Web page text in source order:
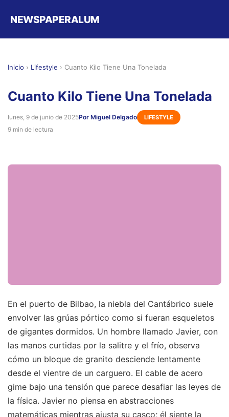
NEWSPAPERALUM
Inicio › Lifestyle › Cuanto Kilo Tiene Una Tonelada
Cuanto Kilo Tiene Una Tonelada
lunes, 9 de junio de 2025Por Miguel Delgado LIFESTYLE
9 min de lectura
En el puerto de Bilbao, la niebla del Cantábrico suele
envolver las grúas pórtico como si fueran esqueletos
de gigantes dormidos. Un hombre llamado Javier, con
las manos curtidas por la salitre y el frío, observa
cómo un bloque de granito desciende lentamente
desde el vientre de un carguero. El cable de acero
gime bajo una tensión que parece desafiar las leyes de
la física. Javier no piensa en abstracciones
matemáticas mientras ajusta su casco; él siente la